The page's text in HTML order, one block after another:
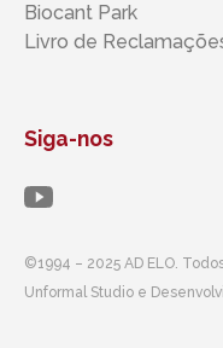
Biocant Park
Livro de
Siga-nos
©1994 – 2025 AD ELO.
Unformal Studio e